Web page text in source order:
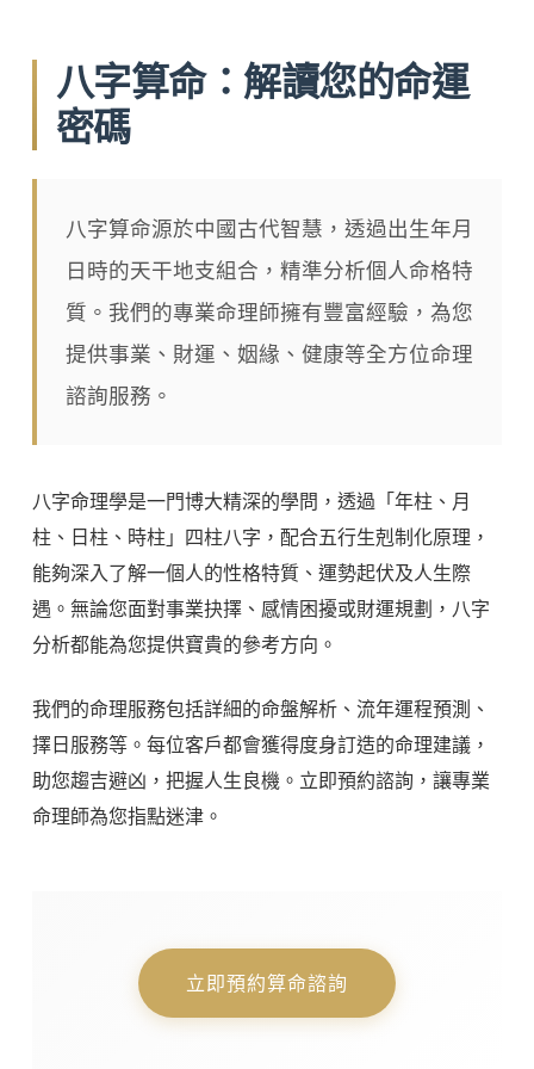
八字算命：解讀您的命運
密碼
八字算命源於中國古代智慧，透過出生年月
日時的天干地支組合，精準分析個人命格特
質。我們的專業命理師擁有豐富經驗，為您
提供事業、財運、姻緣、健康等全方位命理
諮詢服務。
八字命理學是一門博大精深的學問，透過「年柱、月
柱、日柱、時柱」四柱八字，配合五行生剋制化原理，
能夠深入了解一個人的性格特質、運勢起伏及人生際
遇。無論您面對事業抉擇、感情困擾或財運規劃，八字
分析都能為您提供寶貴的參考方向。
我們的命理服務包括詳細的命盤解析、流年運程預測、
擇日服務等。每位客戶都會獲得度身訂造的命理建議，
助您趨吉避凶，把握人生良機。立即預約諮詢，讓專業
命理師為您指點迷津。
立即預約算命諮詢